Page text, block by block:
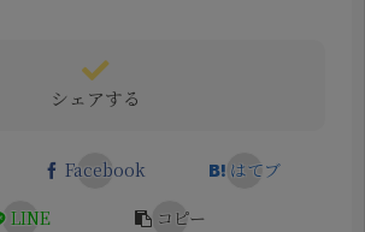
シェアする
Facebook
はてブ
LINE
コピー